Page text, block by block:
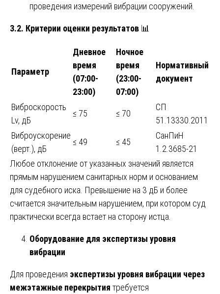
проведения измерений вибрации сооружений.
3.2. Критерии оценки результатов 📊
Параметр
Дневное
время
(07:00-
23:00)
Ночное
время
(23:00-
07:00)
Нормативный
документ
Виброскорость
Lv, дБ
≤ 75 ≤ 70
СП
51.13330.2011
Виброускорение
(верт.), дБ
≤ 49 ≤ 45
СанПиН
1.2.3685-21
Любое отклонение от указанных значений является
прямым нарушением санитарных норм и основанием
для судебного иска. Превышение на 3 дБ и более
считается значительным нарушением, при котором суд
практически всегда встает на сторону истца.
Оборудование для экспертизы уровня
вибрации
Для проведения экспертизы уровня вибрации через
межэтажные перекрытия требуется